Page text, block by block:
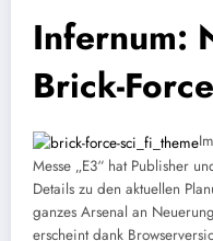
Infernum:
Brick-
Messe „E3“ hat Publisher
Details zu den aktuellen
ganzes Arsenal an
erscheint dank